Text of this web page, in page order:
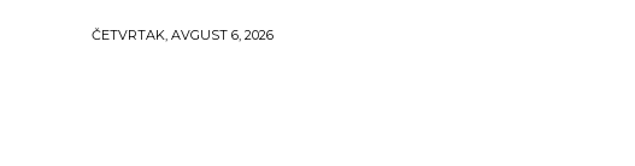
ČETVRTAK, AVGUST 6, 2026